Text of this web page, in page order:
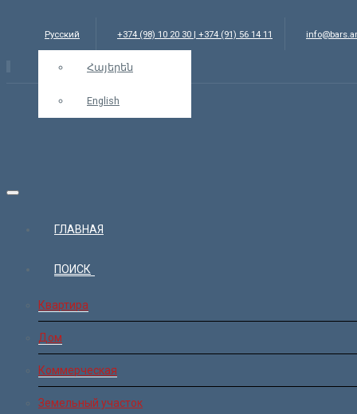
Русский
Հայերեն
English
+374 (98) 10 20 30 | +374 (91) 56 14 11
ГЛАВНАЯ
ПОИСК
Квартира
Дом
Коммерческая
Земельный участок